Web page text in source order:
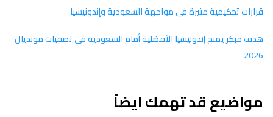
قرارات تحكيمية مثيرة في مواجهة السعودية وإندونيسيا
هدف مبكر يمنح إندونيسيا الأفضلية أمام السعودية في تصفيات مونديال
2026
مواضيع قد تهمك ايضاً